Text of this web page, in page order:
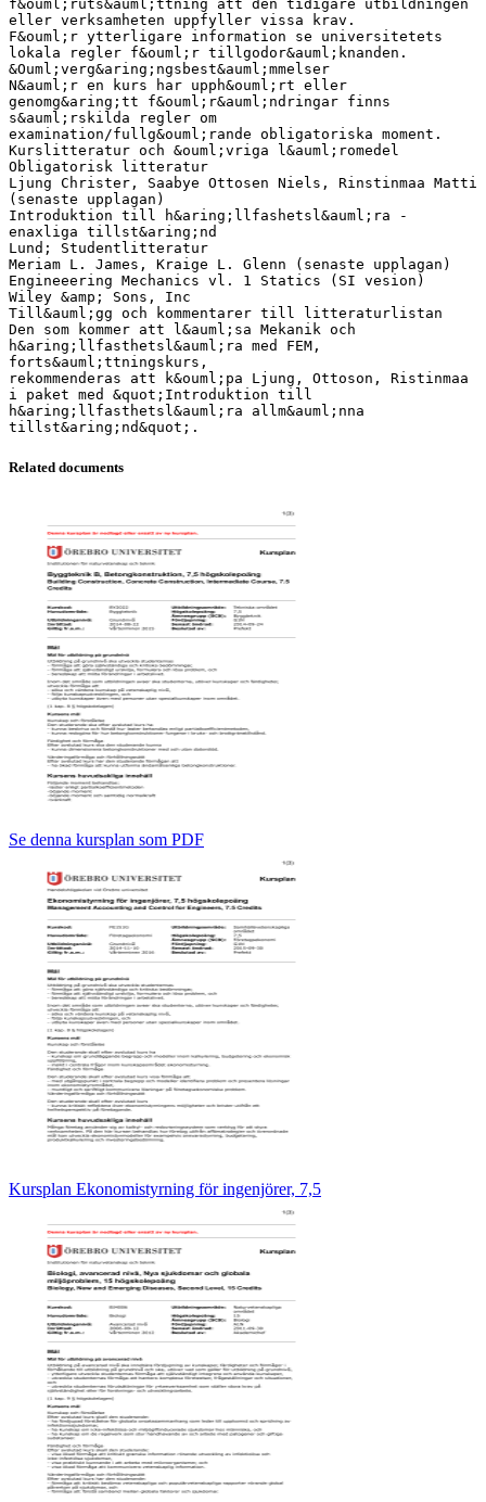
f&ouml;ruts&auml;ttning att den tidigare utbildningen
eller verksamheten uppfyller vissa krav.
F&ouml;r ytterligare information se universitetets
lokala regler f&ouml;r tillgodor&auml;knanden.
&Ouml;verg&aring;ngsbest&auml;mmelser
N&auml;r en kurs har upph&ouml;rt eller
genomg&aring;tt f&ouml;r&auml;ndringar finns
s&auml;rskilda regler om
examination/fullg&ouml;rande obligatoriska moment.
Kurslitteratur och &ouml;vriga l&auml;romedel
Obligatorisk litteratur
Ljung Christer, Saabye Ottosen Niels, Rinstinmaa Matti
(senaste upplagan)
Introduktion till h&aring;llfashetsl&auml;ra -
enaxliga tillst&aring;nd
Lund; Studentlitteratur
Meriam L. James, Kraige L. Glenn (senaste upplagan)
Engineeering Mechanics vl. 1 Statics (SI vesion)
Wiley &amp; Sons, Inc
Till&auml;gg och kommentarer till litteraturlistan
Den som kommer att l&auml;sa Mekanik och
h&aring;llfasthetsl&auml;ra med FEM,
forts&auml;ttningskurs,
rekommenderas att k&ouml;pa Ljung, Ottoson, Ristinmaa
i paket med &quot;Introduktion till
h&aring;llfasthetsl&auml;ra allm&auml;nna
Related documents
Se denna kursplan som PDF
Kursplan Ekonomistyrning för ingenjörer, 7,5